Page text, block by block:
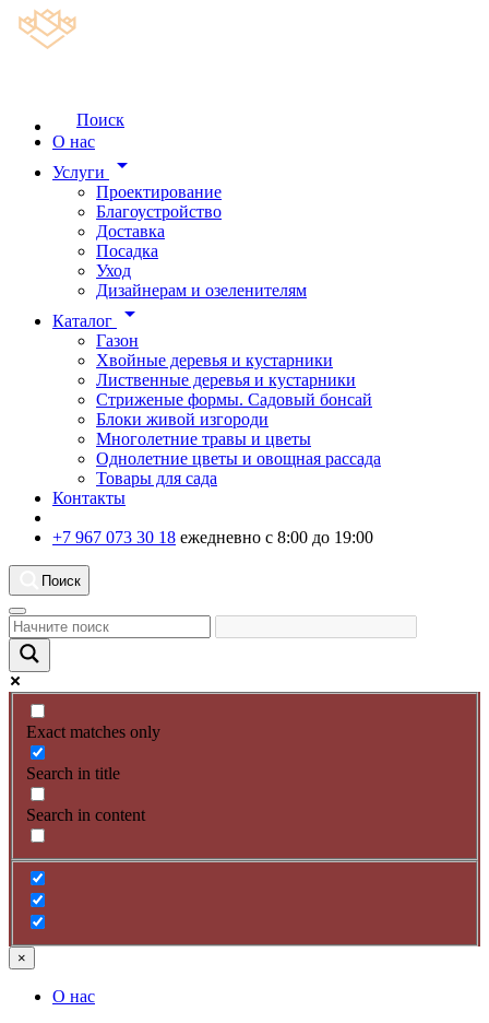
Поиск
О нас
Услуги
arrow_drop_down
Проектирование
Благоустройство
Доставка
Посадка
Уход
Дизайнерам и озеленителям
Каталог
arrow_drop_down
Газон
Хвойные деревья и кустарники
Лиственные деревья и кустарники
Стриженые формы. Садовый бонсай
Блоки живой изгороди
Многолетние травы и цветы
Однолетние цветы и овощная рассада
Товары для сада
Контакты
+7 967 073 30 18 ежедневно с 8:00 до 19:00
Поиск
Exact matches only
Search in title
Search in content
×
О нас